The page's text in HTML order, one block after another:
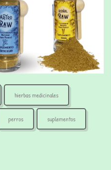
hierbas medicinales
perros suplementos